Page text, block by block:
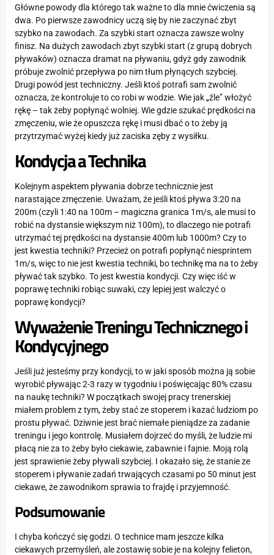
Główne powody dla którego tak ważne to dla mnie ćwiczenia są
dwa. Po pierwsze zawodnicy uczą się by nie zaczynać zbyt
szybko na zawodach. Za szybki start oznacza zawsze wolny
finisz. Na dużych zawodach zbyt szybki start (z grupą dobrych
pływaków) oznacza dramat na pływaniu, gdyż gdy zawodnik
próbuje zwolnić przepływa po nim tłum płynących szybciej.
Drugi powód jest techniczny. Jeśli ktoś potrafi sam zwolnić
oznacza, że kontroluje to co robi w wodzie. Wie jak „źle” włożyć
rękę – tak żeby popłynąć wolniej. Wie gdzie szukać prędkości na
zmęczeniu, wie że opuszcza rękę i musi dbać o to żeby ją
przytrzymać wyżej kiedy już zaciska zęby z wysiłku.
Kondycja a Technika
Kolejnym aspektem pływania dobrze technicznie jest
narastające zmęczenie. Uważam, że jeśli ktoś pływa 3:20 na
200m (czyli 1:40 na 100m – magiczna granica 1m/s, ale musi to
robić na dystansie większym niż 100m), to dlaczego nie potrafi
utrzymać tej prędkości na dystansie 400m lub 1000m? Czy to
jest kwestia techniki? Przecież on potrafi popłynąć niesprintem
1m/s, więc to nie jest kwestia techniki, bo technikę ma na to żeby
pływać tak szybko. To jest kwestia kondycji. Czy więc iść w
poprawę techniki robiąc suwaki, czy lepiej jest walczyć o
poprawę kondycji?
Wyważenie Treningu Technicznego i
Kondycyjnego
Jeśli już jesteśmy przy kondycji, to w jaki sposób można ją sobie
wyrobić pływając 2-3 razy w tygodniu i poświęcając 80% czasu
na naukę techniki? W początkach swojej pracy trenerskiej
miałem problem z tym, żeby stać ze stoperem i kazać ludziom po
prostu pływać. Dziwnie jest brać niemałe pieniądze za zadanie
treningu i jego kontrolę. Musiałem dojrzeć do myśli, że ludzie mi
płacą nie za to żeby było ciekawie, zabawnie i fajnie. Moją rolą
jest sprawienie żeby pływali szybciej. I okazało się, że stanie ze
stoperem i pływanie zadań trwających czasami po 50 minut jest
ciekawe, że zawodnikom sprawia to frajdę i przyjemność.
Podsumowanie
I chyba kończyć się godzi. O technice mam jeszcze kilka
ciekawych przemyśleń, ale zostawię sobie je na kolejny felieton,